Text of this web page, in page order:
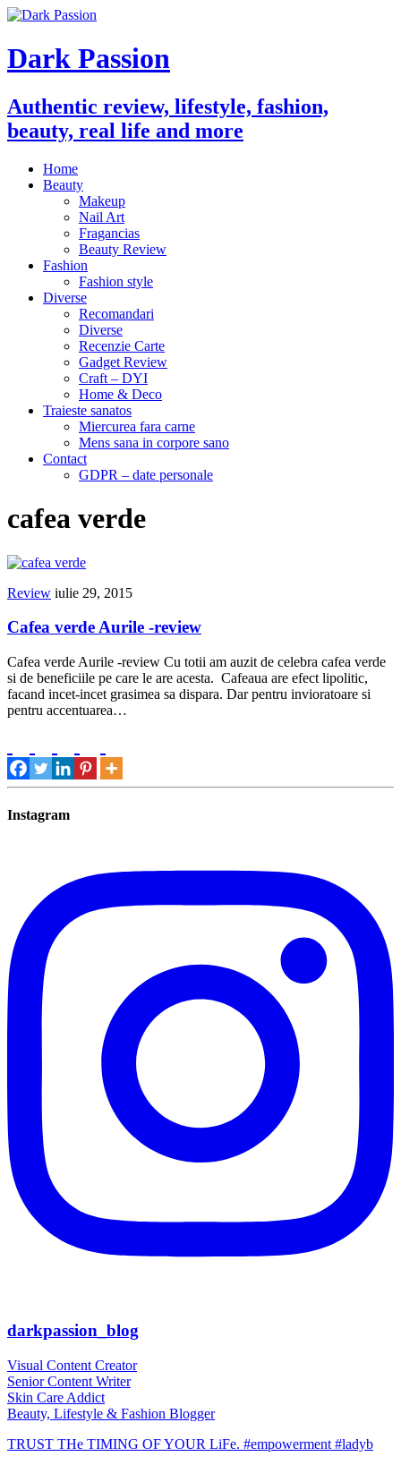
Dark Passion
Authentic review, lifestyle, fashion,
beauty, real life and more
Home
Beauty
Makeup
Nail Art
Fragancias
Beauty Review
Fashion
Fashion style
Diverse
Recomandari
Diverse
Recenzie Carte
Gadget Review
Craft – DYI
Home & Deco
Traieste sanatos
Miercurea fara carne
Mens sana in corpore sano
Contact
GDPR – date personale
cafea verde
Review iulie 29, 2015
Cafea verde Aurile -review
Cafea verde Aurile -review Cu totii am auzit de celebra cafea verde
si de beneficiile pe care le are acesta. Cafeaua are efect lipolitic,
facand incet-incet grasimea sa dispara. Dar pentru invioratoare si
pentru accentuarea…
Instagram
darkpassion_blog
Visual Content Creator
Senior Content Writer
Skin Care Addict
Beauty, Lifestyle & Fashion Blogger
TRUST THe TIMING OF YOUR LiFe. #empowerment #ladyb